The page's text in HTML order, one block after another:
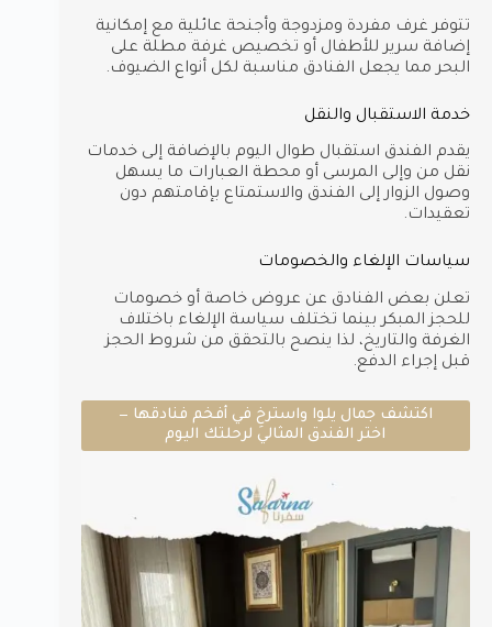
تتوفر غرف مفردة ومزدوجة وأجنحة عائلية مع إمكانية
إضافة سرير للأطفال أو تخصيص غرفة مطلة على
البحر مما يجعل الفنادق مناسبة لكل أنواع الضيوف.
خدمة الاستقبال والنقل
يقدم الفندق استقبال طوال اليوم بالإضافة إلى خدمات
نقل من وإلى المرسى أو محطة العبارات ما يسهل
وصول الزوار إلى الفندق والاستمتاع بإقامتهم دون
تعقيدات.
سياسات الإلغاء والخصومات
تعلن بعض الفنادق عن عروض خاصة أو خصومات
للحجز المبكر بينما تختلف سياسة الإلغاء باختلاف
الغرفة والتاريخ، لذا ينصح بالتحقق من شروط الحجز
قبل إجراء الدفع.
اكتشف جمال يلوا واسترخِ في أفخم فنادقها —
اختر الفندق المثالي لرحلتك اليوم